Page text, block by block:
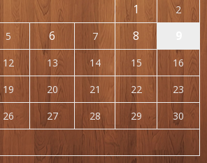
1
2
5 6 7 8
12 13 14 15
16
19 20 21 22
23
26 27 28 29
30